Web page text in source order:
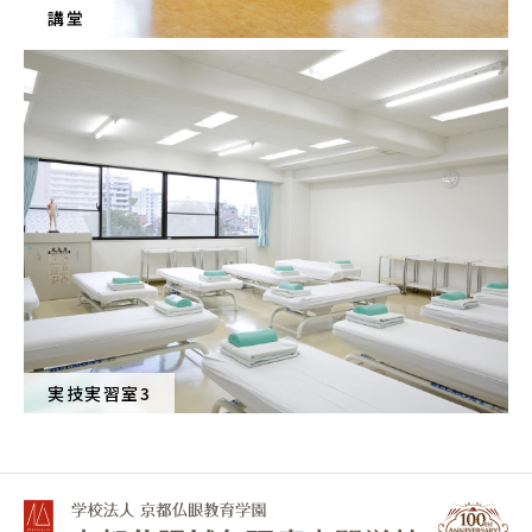
講堂
実技実習室3